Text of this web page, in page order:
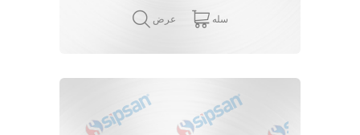
عرض سله